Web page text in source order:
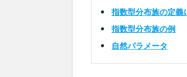
指数型分布族の定義
指数型分布族の例
自然パラメータ